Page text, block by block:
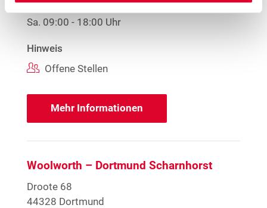
Mo. - Fr.09:00 - 19:00 Uhr
Sa. 09:00 - 18:00 Uhr
Hinweis
Offene Stellen
Mehr Informationen
Woolworth – Dortmund Scharnhorst
Droote 68
44328 Dortmund